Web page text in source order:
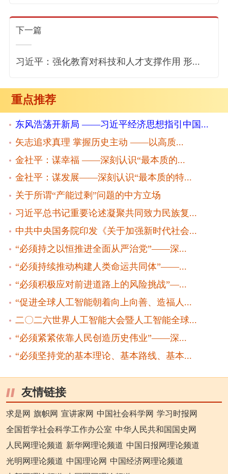
下一篇
习近平：强化教育对科技和人才支撑作用 形...
重点推荐
东风浩荡开新局 ——习近平经济思想指引中国...
矢志追求真理 掌握历史主动 ——以高质...
金社平：谋幸福 ——深刻认识“最本质的...
金社平：谋发展——深刻认识“最本质的特...
关于所谓“产能过剩”问题的中方立场
习近平总书记重要论述凝聚共同致力民族复...
中共中央国务院印发《关于加强新时代社会...
“必须持之以恒推进全面从严治党”——深...
“必须持续推动构建人类命运共同体”——...
“必须积极应对前进道路上的风险挑战”—...
“促进全球人工智能朝着向上向善、造福人...
二〇二六世界人工智能大会暨人工智能全球...
“必须紧紧依靠人民创造历史伟业”——深...
“必须坚持党的基本理论、基本路线、基本...
友情链接
求是网 旗帜网 宣讲家网 中国社会科学网 学习时报网
全国哲学社会科学工作办公室 中华人民共和国国史网
人民网理论频道 新华网理论频道 中国日报网理论频道
光明网理论频道 中国理论网 中国经济网理论频道